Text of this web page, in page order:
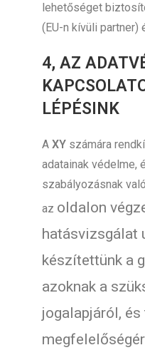
lehetőséget
(EU-n kívüli partner)
4, AZ
LÉPÉSINK
AXY számára
adatainak védelme,
szabályozásnak
az oldalon
hatásvizsgálat
készítettünk a
azoknak a
jogalapjáról, és